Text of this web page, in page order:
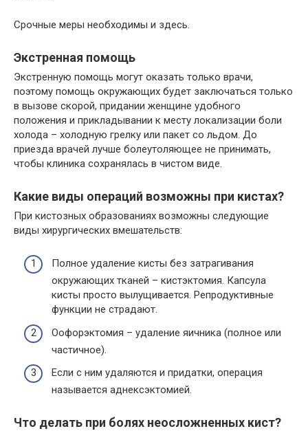
Срочные меры необходимы и здесь.
Экстренная помощь
Экстренную помощь могут оказать только врачи,
поэтому помощь окружающих будет заключаться только
в вызове скорой, придании женщине удобного
положения и прикладывании к месту локализации боли
холода – холодную грелку или пакет со льдом. До
приезда врачей лучше болеутоляющее не принимать,
чтобы клиника сохранялась в чистом виде.
Какие виды операций возможны при кистах?
При кистозных образованиях возможны следующие
виды хирургических вмешательств:
Полное удаление кисты без затрагивания
окружающих тканей – кистэктомия. Капсула
кисты просто вылущивается. Репродуктивные
функции не страдают.
Оофорэктомия – удаление яичника (полное или
частичное).
Если с ним удаляются и придатки, операция
называется аднексэктомией.
Что делать при болях неосложненных кист?